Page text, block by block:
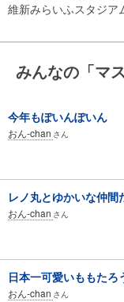
維新みらいふスタジア
みんなの「マ
今年もぽいんぽいん
おん-chan さん
レノ丸とゆかいな仲間
おん-chan さん
日本一可愛いももたろ
おん-chan さん